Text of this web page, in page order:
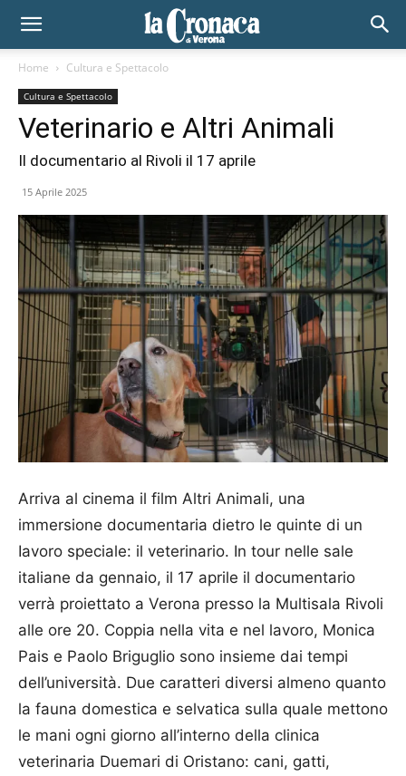
Home Cultura e Spettacolo
Cultura e Spettacolo
Veterinario e Altri Animali
Il documentario al Rivoli il 17 aprile
15 Aprile 2025
Arriva al cinema il film Altri Animali, una
immersione documentaria dietro le quinte di un
Iavoro speciale: il veterinario. In tour nelle sale
italiane da gennaio, il 17 aprile il documentario
verrà proiettato a Verona presso la Multisala Rivoli
alle ore 20. Coppia nella vita e nel lavoro, Monica
Pais e Paolo Briguglio sono insieme dai tempi
dell’università. Due caratteri diversi almeno quanto
la fauna domestica e selvatica sulla quale mettono
le mani ogni giorno all’interno della clinica
veterinaria Duemari di Oristano: cani, gatti,